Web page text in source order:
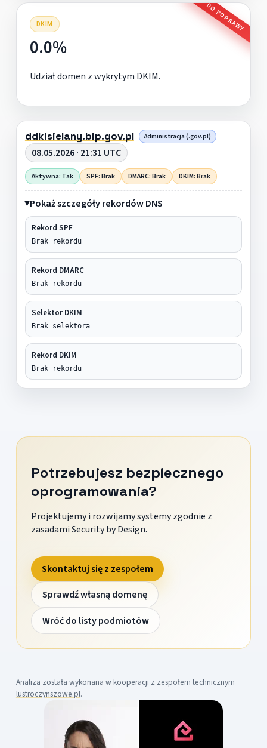
DKIM DO POPRAWY
0.0%
Udział domen z wykrytym DKIM.
ddkisielany.bip.gov.pl Administracja (.gov.pl)
08.05.2026 · 21:31 UTC
Aktywna: Tak SPF: Brak DMARC: Brak DKIM: Brak
Pokaż szczegóły rekordów DNS
Rekord SPF
Brak rekordu
Rekord DMARC
Brak rekordu
Selektor DKIM
Brak selektora
Rekord DKIM
Brak rekordu
Potrzebujesz bezpiecznego
oprogramowania?
Projektujemy i rozwijamy systemy zgodnie z
zasadami Security by Design.
Skontaktuj się z zespołem
Sprawdź własną domenę
Wróć do listy podmiotów
Analiza została wykonana w kooperacji z zespołem technicznym
lustroczynszowe.pl.